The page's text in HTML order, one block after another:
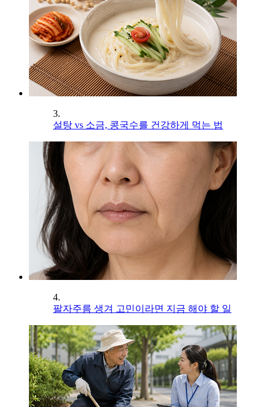
3.
설탕 vs 소금, 콩국수를 건강하게 먹는 법
4.
팔자주름 생겨 고민이라면 지금 해야 할 일